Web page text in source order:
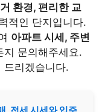
환경, 편리한 교
적인 단지입니다.
아파트 시세, 주변
지 문의해주세요.
드리겠습니다.
, 전세 시세와 입주